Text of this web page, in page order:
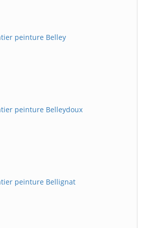
peinture Belley
peinture Belleydoux
peinture Bellignat